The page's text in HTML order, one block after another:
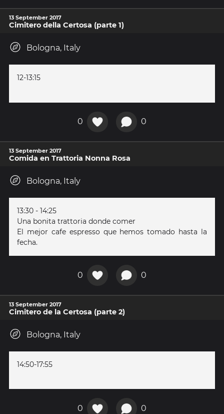
13 September 2017
Cimitero della Certosa (parte 1)
Bologna, Italy
12-13:15
0 0
13 September 2017
Comida en Trattoria Nonna Rosa
Bologna, Italy
13:30 - 14:25
Una bonita trattoria donde comer
El mejor cafe espresso que hemos tomado hasta la
fecha.
0 0
13 September 2017
Cimitero de la Certosa (parte 2)
Bologna, Italy
14:50-17:55
0 0